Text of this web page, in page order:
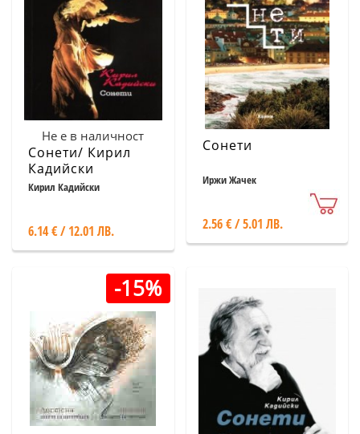
Не е в наличност
Сонети/ Кирил
Кадийски
Кирил Кадийски
6.14 € / 12.01 ЛВ.
Сонети
Иржи Жачек
2.56 € / 5.01 ЛВ.
-15%